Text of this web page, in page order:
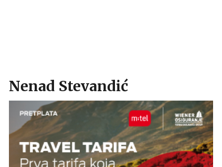
Nenad Stevandić